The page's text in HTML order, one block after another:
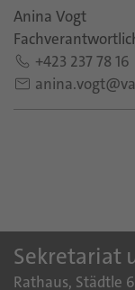
Anina Vogt
+423 237 78 16
Sekretariat
Rathaus, Städtle 6